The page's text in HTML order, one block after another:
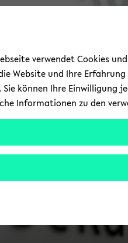
verwendet Cookies
Website und Ihre
Sie können Ihre Einwilligung
Informationen zu den